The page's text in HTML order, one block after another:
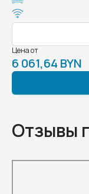
Цена от
6 061,64 BYN
Отзывы